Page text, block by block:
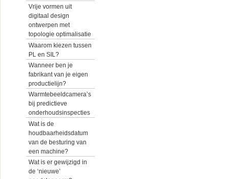
Vrije vormen uit
digitaal design
ontwerpen met
topologie optimalisatie
Waarom kiezen tussen
PL en SIL?
Wanneer ben je
fabrikant van je eigen
productielijn?
Warmtebeeldcamera’s
bij predictieve
onderhoudsinspecties
Wat is de
houdbaarheidsdatum
van de besturing van
een machine?
Wat is er gewijzigd in
de ‘nieuwe’